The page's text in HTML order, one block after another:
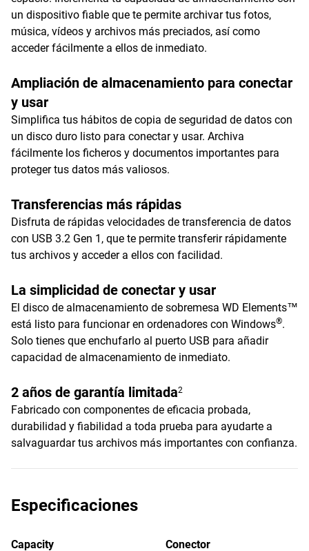
un dispositivo fiable que te permite archivar tus fotos,
música, vídeos y archivos más preciados, así como
acceder fácilmente a ellos de inmediato.
Ampliación de almacenamiento para conectar
y usar
Simplifica tus hábitos de copia de seguridad de datos con
un disco duro listo para conectar y usar. Archiva
fácilmente los ficheros y documentos importantes para
proteger tus datos más valiosos.
Transferencias más rápidas
Disfruta de rápidas velocidades de transferencia de datos
con USB 3.2 Gen 1, que te permite transferir rápidamente
tus archivos y acceder a ellos con facilidad.
La simplicidad de conectar y usar
El disco de almacenamiento de sobremesa WD Elements™
está listo para funcionar en ordenadores con Windows®.
Solo tienes que enchufarlo al puerto USB para añadir
capacidad de almacenamiento de inmediato.
2 años de garantía limitada2
Fabricado con componentes de eficacia probada,
durabilidad y fiabilidad a toda prueba para ayudarte a
salvaguardar tus archivos más importantes con confianza.
Especificaciones
Capacity Conector